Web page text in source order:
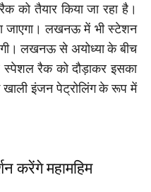
को तैयार किया जा रहा है।
लखनऊ में भी स्टेशन
लखनऊ से अयोध्या के बीच
स्पेशल रैक को दौड़ाकर इसका
इंजन पेट्रोलिंग के रूप में
करेंगे महामहिम